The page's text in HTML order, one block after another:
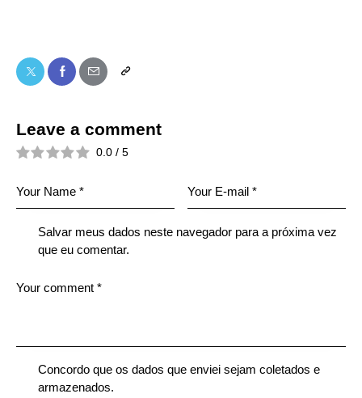
Leave a comment
0.0 / 5
Salvar meus dados neste navegador para a próxima vez
que eu comentar.
Concordo que os dados que enviei sejam coletados e
armazenados.